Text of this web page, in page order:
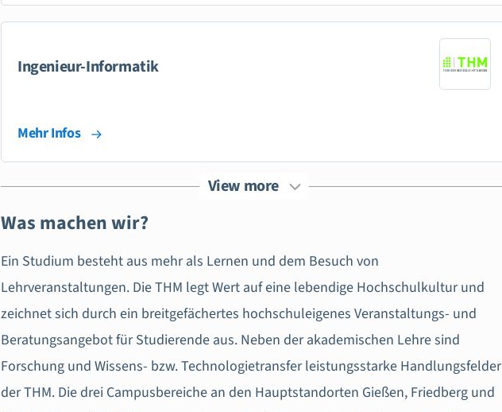
Ingenieur-Informatik
Mehr Infos
View more
Was machen wir?
Ein Studium besteht aus mehr als Lernen und dem Besuch von
Lehrveranstaltungen. Die THM legt Wert auf eine lebendige Hochschulkultur und
zeichnet sich durch ein breitgefächertes hochschuleigenes Veranstaltungs- und
Beratungsangebot für Studierende aus. Neben der akademischen Lehre sind
Forschung und Wissens- bzw. Technologietransfer leistungsstarke Handlungsfelder
der THM. Die drei Campusbereiche an den Hauptstandorten Gießen, Friedberg und